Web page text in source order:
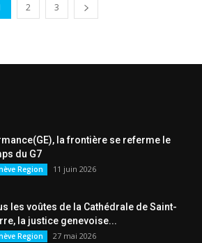
2 3
la frontière se referme le
du G7
Region 11 juin 2026
les voûtes de la Cathédrale de Saint-
la justice genevoise...
Region 27 mai 2026